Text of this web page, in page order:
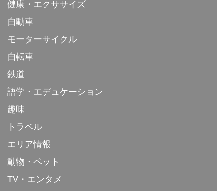
健康・エクササイズ
自動車
モーターサイクル
自転車
鉄道
語学・エデュケーション
趣味
トラベル
エリア情報
動物・ペット
TV・エンタメ